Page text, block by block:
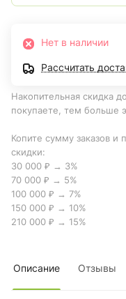
Нет в наличии
Рассчитать
Накопительная скидка
покупаете, тем больше
Копите сумму заказов
скидки:
30 000 ₽ → 3%
70 000 ₽ → 5%
100 000 ₽ → 7%
150 000 ₽ → 10%
210 000 ₽ → 15%
Описание Отзывы